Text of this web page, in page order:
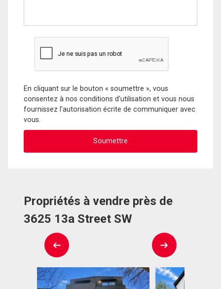
En cliquant sur le bouton « soumettre », vous
consentez à nos conditions d'utilisation et vous nous
fournissez l'autorisation écrite de communiquer avec
vous.
Propriétés à vendre près de
3625 13a Street SW